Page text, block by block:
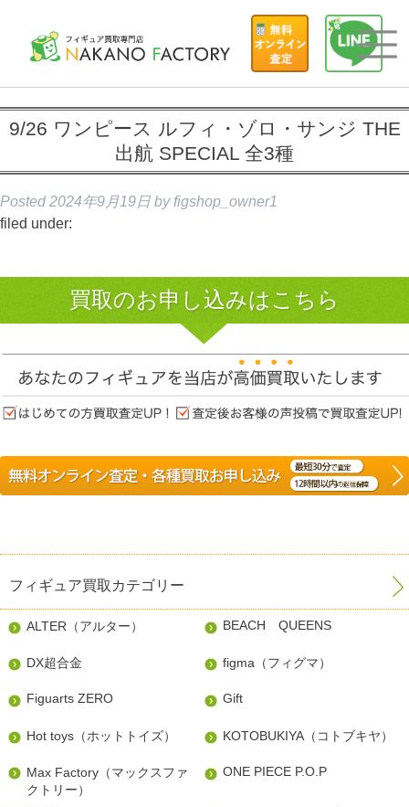
9/26 ワンピース ルフィ・ゾロ・サンジ THE
出航 SPECIAL 全3種
Posted 2024年9月19日 by figshop_owner1
filed under:
買取のお申し込みはこちら
フィギュア買取カテゴリー
ALTER（アルター） BEACH QUEENS
DX超合金 figma（フィグマ）
Figuarts ZERO Gift
Hot toys（ホットトイズ） KOTOBUKIYA（コトブキヤ）
Max Factory（マックスファ
クトリー）
ONE PIECE P.O.P